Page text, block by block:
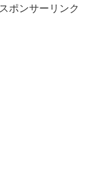
スポンサーリンク